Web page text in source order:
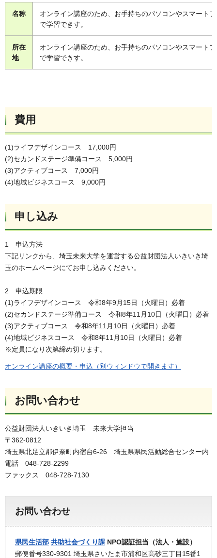
名称
オンライン講座のため、お手持ちのパソコンやスマート
で学習できす。
所在
地
オンライン講座のため、お手持ちのパソコンやスマート
で学習できす。
費用
(1)ライフデザインコース 17,000円
(2)セカンドステージ準備コース 5,000円
(3)アクティブコース 7,000円
(4)地域ビジネスコース 9,000円
申し込み
1 申込方法
下記リンクから、埼玉未来大学を運営する公益財団法人いきいき埼
玉のホームページにてお申し込みください。
2 申込期限
(1)ライフデザインコース 令和8年9月15日（火曜日）必着
(2)セカンドステージ準備コース 令和8年11月10日（火曜日）必着
(3)アクティブコース 令和8年11月10日（火曜日）必着
(4)地域ビジネスコース 令和8年11月10日（火曜日）必着
※定員になり次第締め切ります。
オンライン講座の概要・申込（別ウィンドウで開きます）
お問い合わせ
公益財団法人いきいき埼玉 未来大学担当
〒362-0812
埼玉県北足立郡伊奈町内宿台6-26 埼玉県県民活動総合センター内
電話 048-728-2299
ファックス 048-728-7130
お問い合わせ
県民生活部 共助社会づくり課 NPO認証担当（法人・施設）
郵便番号330-9301 埼玉県さいたま市浦和区高砂三丁目15番1